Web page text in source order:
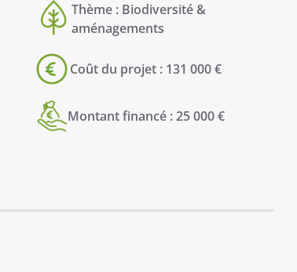
Thème : Biodiversité &
aménagements
Coût du projet : 131 000 €
Montant financé : 25 000 €